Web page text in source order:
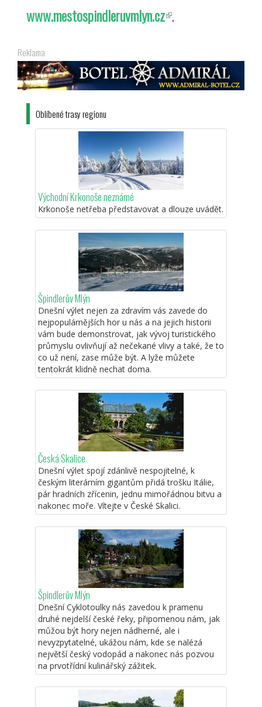
www.mestospindleruvmlyn.cz(odkaz
.
Reklama
Oblíbené trasy regionu
Východní Krkonoše neznámé
Krkonoše netřeba představovat a dlouze uvádět.
Špindlerův Mlýn
Dnešní výlet nejen za zdravím vás zavede do
nejpopulárnějších hor u nás a na jejich historii
vám bude demonstrovat, jak vývoj turistického
průmyslu ovlivňují až nečekané vlivy a také, že to
co už není, zase může být. A lyže můžete
tentokrát klidně nechat doma.
Česká Skalice
Dnešní výlet spojí zdánlivě nespojitelné, k
českým literárním gigantům přidá trošku Itálie,
pár hradních zřícenin, jednu mimořádnou bitvu a
nakonec moře. Vítejte v České Skalici.
Špindlerův Mlýn
Dnešní Cyklotoulky nás zavedou k pramenu
druhé nejdelší české řeky, připomenou nám, jak
můžou být hory nejen nádherné, ale i
nevyzpytatelné, ukážou nám, kde se nalézá
největší český vodopád a nakonec nás pozvou
na prvotřídní kulinářský zážitek.